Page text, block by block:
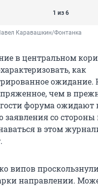
1 из 6
Каравашкин/Фонтанка
в центральном
как
ожидание.
чем в
форума ожидают
заявления со стороны
в этом
випов
направлении.